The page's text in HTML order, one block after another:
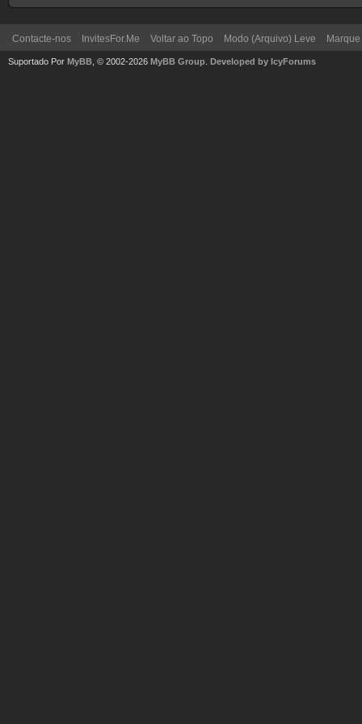
Contacte-nos InvitesFor.Me Voltar ao Topo Modo (Arquivo) Leve
Suportado Por MyBB , © 2002-2026 MyBB Group Developed by IcyForums